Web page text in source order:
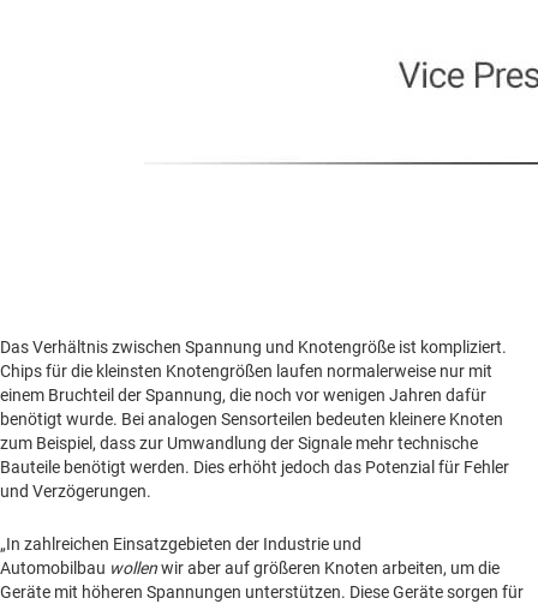
Das Verhältnis zwischen Spannung und Knotengröße ist kompliziert.
Chips für die kleinsten Knotengrößen laufen normalerweise nur mit
einem Bruchteil der Spannung, die noch vor wenigen Jahren dafür
benötigt wurde. Bei analogen Sensorteilen bedeuten kleinere Knoten
zum Beispiel, dass zur Umwandlung der Signale mehr technische
Bauteile benötigt werden. Dies erhöht jedoch das Potenzial für Fehler
und Verzögerungen.
„In zahlreichen Einsatzgebieten der Industrie und
Automobilbau wollenwir aber auf größeren Knoten arbeiten, um die
Geräte mit höheren Spannungen unterstützen. Diese Geräte sorgen für